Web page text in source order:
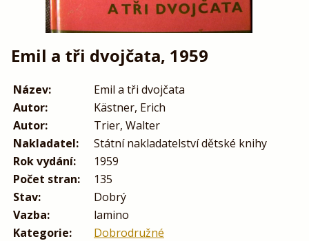
Emil a tři dvojčata, 1959
Název:
Emil a tři dvojčata
Autor:
Kästner, Erich
Autor:
Trier, Walter
Nakladatel:
Státní nakladatelství dětské knihy
Rok vydání:
1959
Počet stran:
135
Stav:
Dobrý
Vazba:
lamino
Kategorie:
Dobrodružné